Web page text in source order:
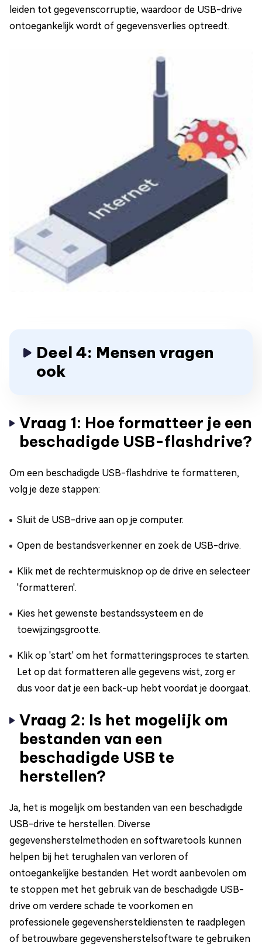
leiden tot gegevenscorruptie, waardoor de USB-drive
ontoegankelijk wordt of gegevensverlies optreedt.
Deel 4: Mensen vragen
ook
Vraag 1: Hoe formatteer je een
beschadigde USB-flashdrive?
Om een beschadigde USB-flashdrive te formatteren,
volg je deze stappen:
Sluit de USB-drive aan op je computer.
Open de bestandsverkenner en zoek de USB-drive.
Klik met de rechtermuisknop op de drive en selecteer
'formatteren'.
Kies het gewenste bestandssysteem en de
toewijzingsgrootte.
Klik op 'start' om het formatteringsproces te starten.
Let op dat formatteren alle gegevens wist, zorg er
dus voor dat je een back-up hebt voordat je doorgaat.
Vraag 2: Is het mogelijk om
bestanden van een
beschadigde USB te
herstellen?
Ja, het is mogelijk om bestanden van een beschadigde
USB-drive te herstellen. Diverse
gegevensherstelmethoden en softwaretools kunnen
helpen bij het terughalen van verloren of
ontoegankelijke bestanden. Het wordt aanbevolen om
te stoppen met het gebruik van de beschadigde USB-
drive om verdere schade te voorkomen en
professionele gegevenshersteldiensten te raadplegen
of betrouwbare gegevensherstelsoftware te gebruiken